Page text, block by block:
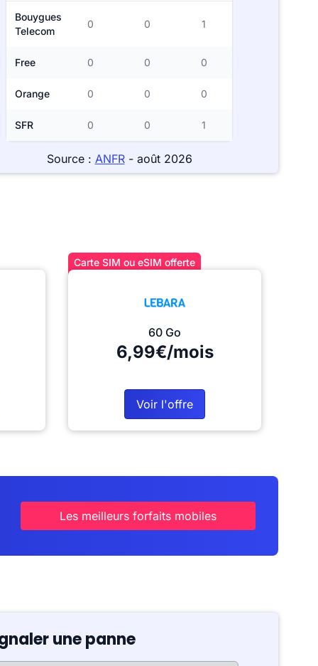
Bouygues
Telecom
0 0 1
Free 0 0 0
Orange 0 0 0
SFR 0 0 1
Source : ANFR- août 2026
Carte SIM ou eSIM offerte
60 Go
6,99€/mois
Voir l'offre
Les meilleurs forfaits mobiles
une panne